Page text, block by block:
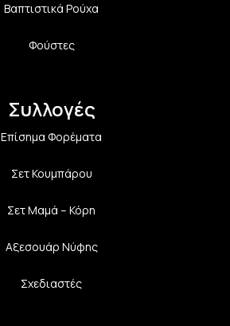
Βαπτιστικά Ρούχα
Φούστες
Συλλογές
Επίσημα Φορέματα
Σετ Κουμπάρου
Σετ Μαμά – Κόρη
Αξεσουάρ Νύφης
Σχεδιαστές